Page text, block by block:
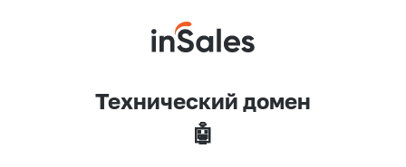
Технический домен
🤖